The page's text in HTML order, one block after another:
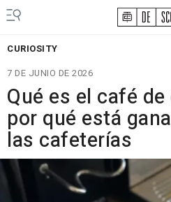
CURIOSITY
7 DE JUNIO DE 2026
Qué es el café
por qué está
las cafeterías